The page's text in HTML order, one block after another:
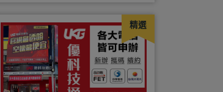
精選